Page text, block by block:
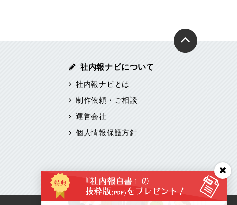
社内報ナビについて
社内報ナビとは
制作依頼・ご相談
運営会社
個人情報保護方針